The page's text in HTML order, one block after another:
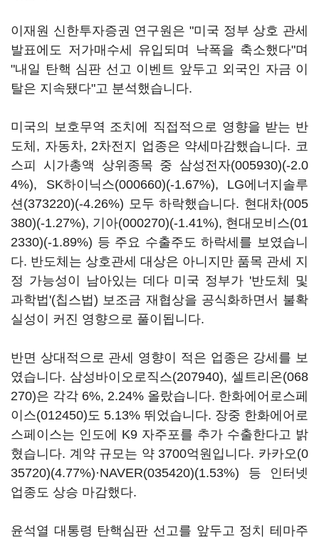
이재원 신한투자증권 연구원은 "미국 정부 상호 관세
발표에도 저가매수세 유입되며 낙폭을 축소했다"며
"내일 탄핵 심판 선고 이벤트 앞두고 외국인 자금 이
탈은 지속됐다"고 분석했습니다.
미국의 보호무역 조치에 직접적으로 영향을 받는 반
도체, 자동차, 2차전지 업종은 약세마감했습니다. 코
스피 시가총액 상위종목 중 삼성전자(005930)(-2.0
4%), SK하이닉스(000660)(-1.67%), LG에너지솔루
션(373220)(-4.26%) 모두 하락했습니다. 현대차(005
380)(-1.27%), 기아(000270)(-1.41%), 현대모비스(01
2330)(-1.89%) 등 주요 수출주도 하락세를 보였습니
다. 반도체는 상호관세 대상은 아니지만 품목 관세 지
정 가능성이 남아있는 데다 미국 정부가 '반도체 및
과학법'(칩스법) 보조금 재협상을 공식화하면서 불확
실성이 커진 영향으로 풀이됩니다.
반면 상대적으로 관세 영향이 적은 업종은 강세를 보
였습니다. 삼성바이오로직스(207940), 셀트리온(068
270)은 각각 6%, 2.24% 올랐습니다. 한화에어로스페
이스(012450)도 5.13% 뛰었습니다. 장중 한화에어로
스페이스는 인도에 K9 자주포를 추가 수출한다고 밝
혔습니다. 계약 규모는 약 3700억원입니다. 카카오(0
35720)(4.77%)·NAVER(035420)(1.53%) 등 인터넷
업종도 상승 마감했다.
윤석열 대통령 탄핵심판 선고를 앞두고 정치 테마주